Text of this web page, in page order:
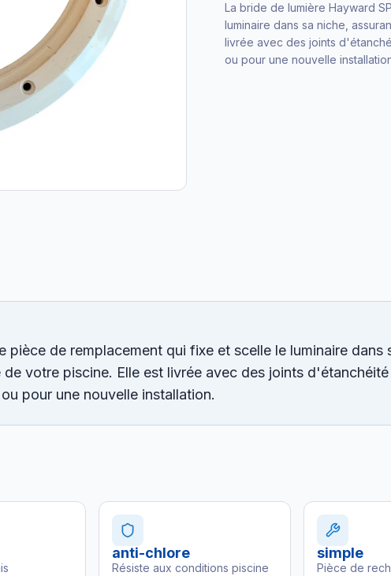
La bride de lumière Hayward
luminaire dans sa niche,
livrée avec des joints
ou pour une nouvelle
pièce de remplacement qui fixe et scelle le luminaire dans
votre piscine. Elle est livrée avec des joints
pour une nouvelle installation.
anti-chlore
Résiste aux conditions piscine
simple
Pièce de